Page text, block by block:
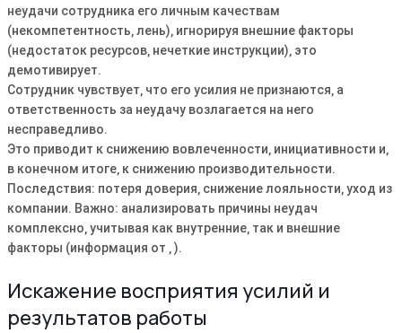
неудачи сотрудника его личным качествам
(некомпетентность‚ лень)‚ игнорируя внешние факторы
(недостаток ресурсов‚ нечеткие инструкции)‚ это
демотивирует.
Сотрудник чувствует‚ что его усилия не признаются‚ а
ответственность за неудачу возлагается на него
несправедливо.
Это приводит к снижению вовлеченности‚ инициативности и‚
в конечном итоге‚ к снижению производительности.
Последствия: потеря доверия‚ снижение лояльности‚ уход из
компании. Важно: анализировать причины неудач
комплексно‚ учитывая как внутренние‚ так и внешние
факторы (информация от ‚ ).
Искажение восприятия усилий и
результатов работы